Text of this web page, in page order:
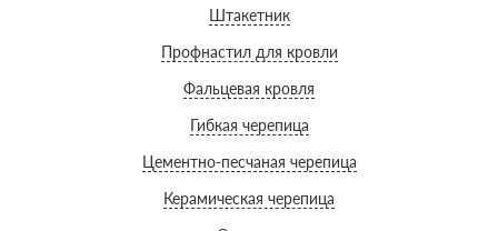
Штакетник
Профнастил для кровли
Фальцевая кровля
Гибкая черепица
Цементно-песчаная черепица
Керамическая черепица